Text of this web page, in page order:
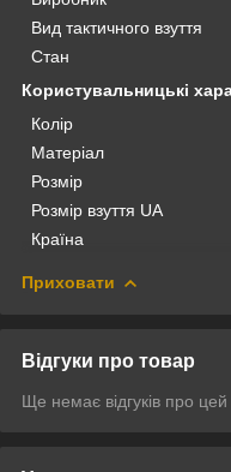
Вид тактичного взуття
Стан
Користувальницькі
Колір
Матеріал
Розмір
Розмір взуття UA
Країна
Приховати
Відгуки про товар
Ще немає відгуків про цей